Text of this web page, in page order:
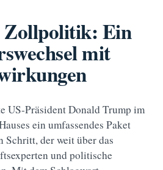
Zollpolitik: Ein
mit
US-Präsident Donald Trump im
ein umfassendes Paket
Schritt, der weit über das
und politische